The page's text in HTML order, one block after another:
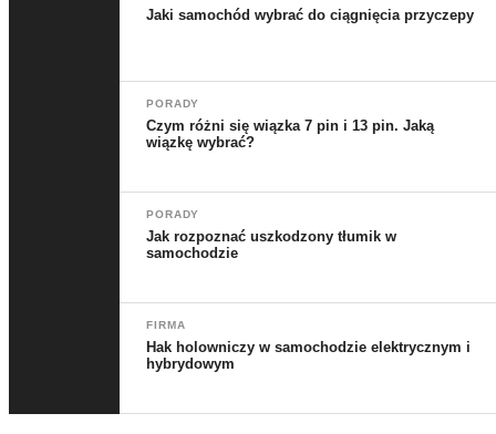
Jaki samochód wybrać do ciągnięcia przyczepy
PORADY
Czym różni się wiązka 7 pin i 13 pin. Jaką
wiązkę wybrać?
PORADY
Jak rozpoznać uszkodzony tłumik w
samochodzie
FIRMA
Hak holowniczy w samochodzie elektrycznym i
hybrydowym